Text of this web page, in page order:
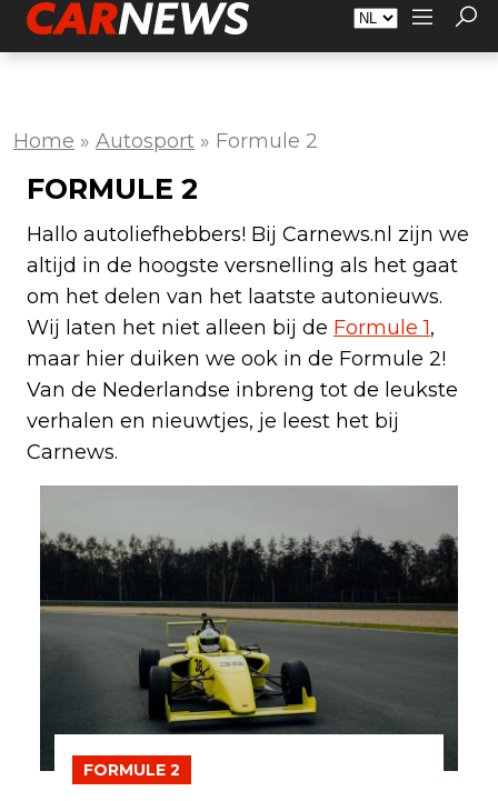
Adverteren Over Carnews.nl Contact
Home » Autosport » Formule 2
FORMULE 2
Hallo autoliefhebbers! Bij Carnews.nl zijn we
altijd in de hoogste versnelling als het gaat
om het delen van het laatste autonieuws.
Wij laten het niet alleen bij de Formule 1,
maar hier duiken we ook in de Formule 2!
Van de Nederlandse inbreng tot de leukste
verhalen en nieuwtjes, je leest het bij
Carnews.
FORMULE 2